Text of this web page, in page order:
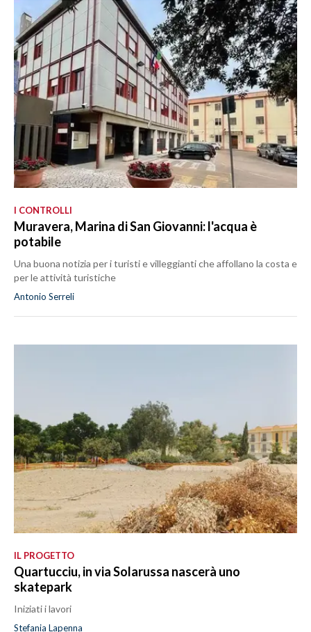
I CONTROLLI
Muravera, Marina di San Giovanni: l'acqua è
potabile
Una buona notizia per i turisti e villeggianti che affollano la costa e
per le attività turistiche
Antonio Serreli
IL PROGETTO
Quartucciu, in via Solarussa nascerà uno
skatepark
Iniziati i lavori
Stefania Lapenna